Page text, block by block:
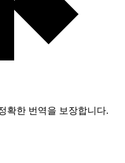
확한 번역을 보장합니다.